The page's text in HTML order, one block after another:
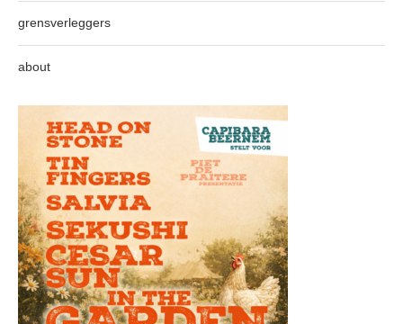
grensverleggers
about